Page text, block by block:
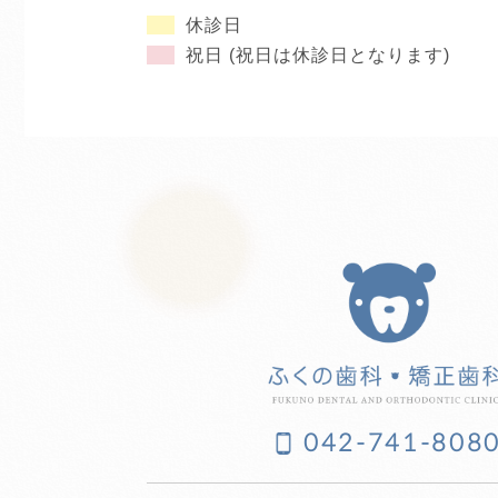
休診日
祝日 (祝日は休診日となります)
042-741-